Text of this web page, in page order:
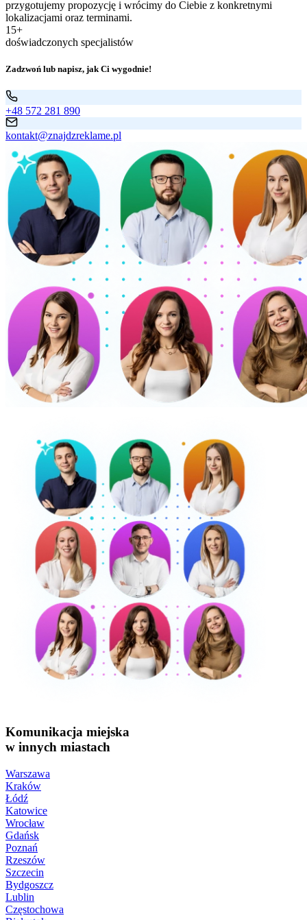
przygotujemy propozycję i wrócimy do Ciebie z konkretnymi
lokalizacjami oraz terminami.
15+
doświadczonych specjalistów
Zadzwoń lub napisz, jak Ci wygodnie!
+48 572 281 890
kontakt@znajdzreklame.pl
Komunikacja miejska
w innych miastach
Warszawa
Kraków
Łódź
Katowice
Wrocław
Gdańsk
Poznań
Rzeszów
Szczecin
Bydgoszcz
Lublin
Częstochowa